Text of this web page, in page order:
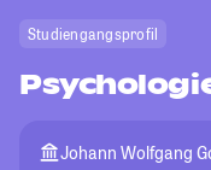
Studiengangsprofil
Johann Wolfgang